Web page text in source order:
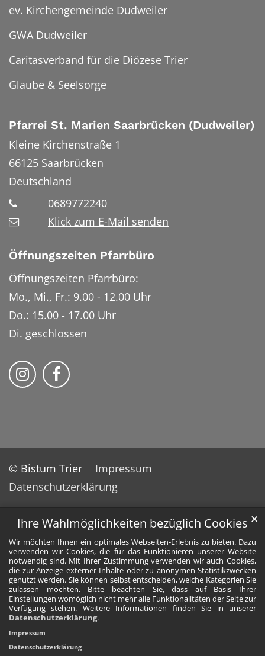
Ihre Wahlmöglichkeiten bezüglich Cookies
Wir möchten Ihnen ein optimales Webseiten-Erlebnis zu bieten. Dazu
verwenden wir Cookies, die für das Funktionieren unserer Website
notwendig sind. Mit Ihrer Zustimmung verwenden wir auch Cookies,
die zur Anzeige externer Inhalte oder zu anonymen Statistikzwecken
genutzt werden. Sie können selbst entscheiden, welche Kategorien Sie
zulassen möchten. Bitte beachten Sie, dass auf Basis Ihrer
Einstellungen womöglich nicht mehr alle Funktionalitäten der Seite zur
Verfügung stehen. Weitere Informationen finden Sie in unserer
Datenschutzerklärung.
✕
Impressum
Datenschutzerklärung
ev. Kirchengemeinde Dudweiler
GWA Dudweiler
Caritasverband für die Diözese Trier
Glaube & Seelsorge
Pfarrei St. Marien Saarbrücken (Dudweiler)
Kleine Kirchenstraße 1
66125 Saarbrücken
Deutschland
0689772240
Klick zum E-Mail senden
Öffnungszeiten Pfarrbüro
Öffnungszeiten Pfarrbüro:
Mo., Mi., Fr.: 9.00 - 12.00 Uhr
Do.: 15.00 - 17.00 Uhr
Di. geschlossen
Bistum Trier auf Instragram
Bistum Trier auf Facebook
© Bistum Trier
Impressum
Datenschutzerklärung